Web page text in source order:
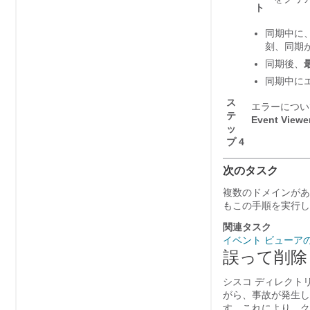
ト
同期中に
刻、同期
同期後、
同期中に
ス
テ
ッ
プ 4
エラーにつ
Event
次のタスク
複数のドメインが
もこの手順を実行
関連タスク
イベント ビューア
誤って削
シスコ ディレクト
がら、事故が発生